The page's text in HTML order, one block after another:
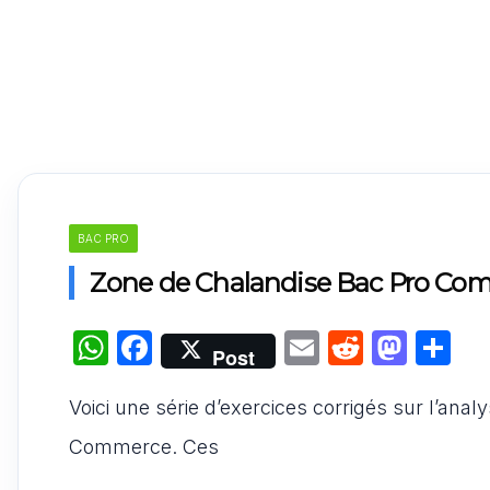
BAC PRO
Zone de Chalandise Bac Pro
W
at
s
F
a
c
e
Post
E
ai
R
d
M
st ta
Voici une série d’exercices corrigés sur
Commerce. Ces